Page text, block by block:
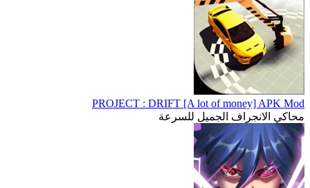
PROJECT : DRIFT [A lot of money] APK Mod
محاكي الانجراف الجميل للسرعة